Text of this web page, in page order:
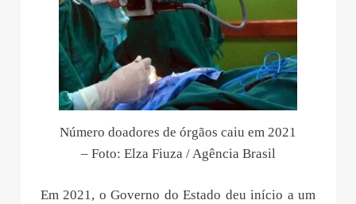
Número doadores de órgãos caiu em 2021
– Foto: Elza Fiuza / Agência Brasil
Em 2021, o Governo do Estado deu início a um